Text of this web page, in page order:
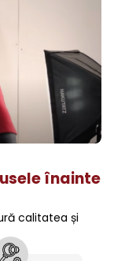
înainte
calitatea și